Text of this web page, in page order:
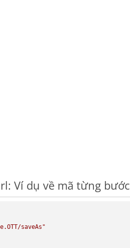
Ví dụ về mã từng bước
saveAs"